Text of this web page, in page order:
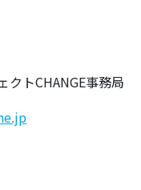
クトCHANGE事務局